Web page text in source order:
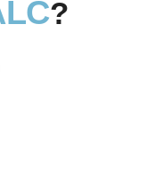
?